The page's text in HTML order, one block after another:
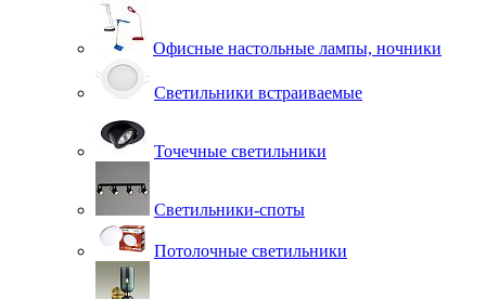
Офисные настольные лампы, ночники
Светильники встраиваемые
Точечные светильники
Светильники-споты
Потолочные светильники